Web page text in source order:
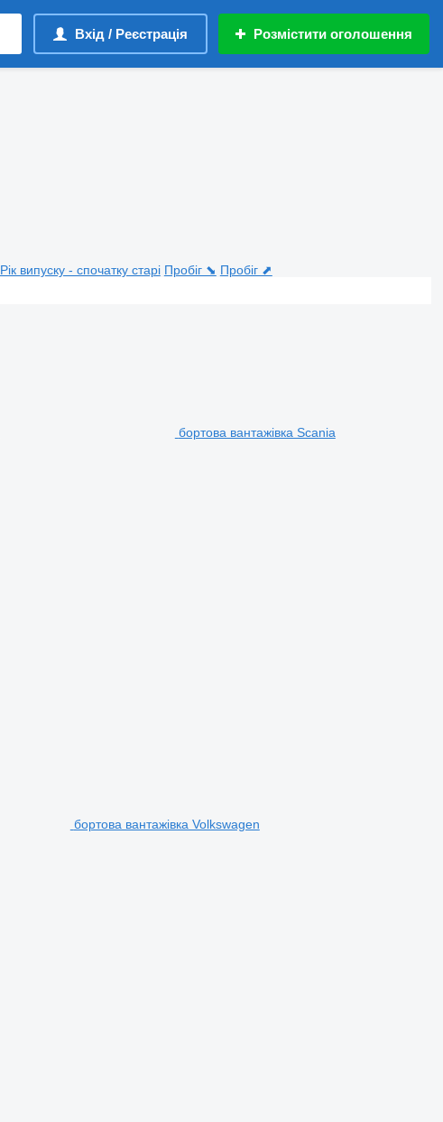
Вхід / Реєстрація Розмістити оголошення
Рік випуску - спочатку старі Пробіг ⬊ Пробіг ⬈
бортова вантажівка Scania
бортова вантажівка Volkswagen